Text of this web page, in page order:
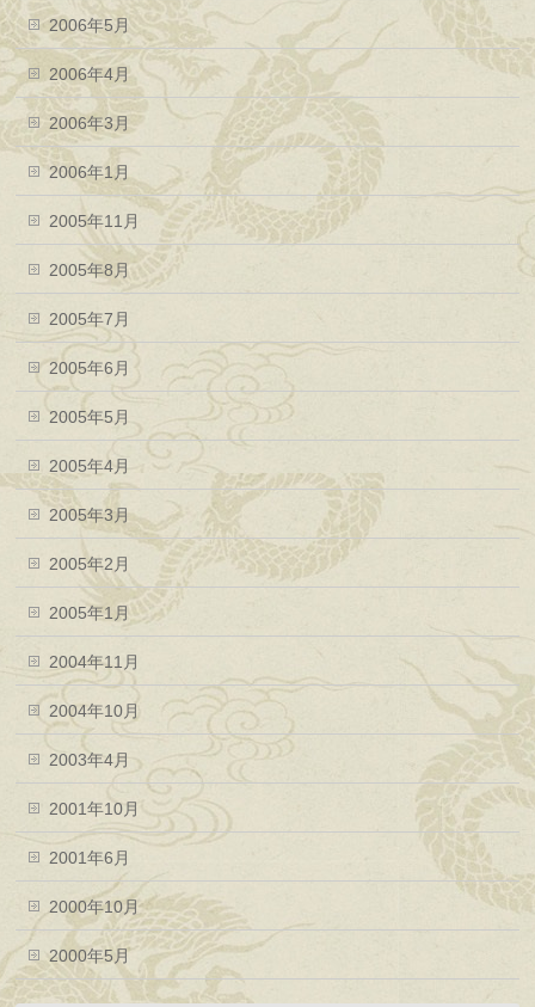
2006年5月
2006年4月
2006年3月
2006年1月
2005年11月
2005年8月
2005年7月
2005年6月
2005年5月
2005年4月
2005年3月
2005年2月
2005年1月
2004年11月
2004年10月
2003年4月
2001年10月
2001年6月
2000年10月
2000年5月